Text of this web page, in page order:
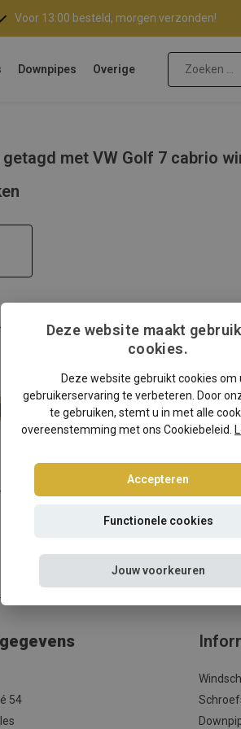
Voor 13:00 besteld, morgen verzonden!
Downpipes Overige
met VW Golf 7 cabrio
VW Golf 6 - VW Golf 7
✔️ Gratis verzending ✔️ Morgen
meer...
Lees meer
54
Deze website maakt
cookies.
Deze website gebruikt cookies om
gebruikerservaring te verbeteren. Door
te gebruiken, stemt u in met alle
overeenstemming met ons Cookiebeleid.
Accepteren
Functionele cookies
Jouw voorkeuren